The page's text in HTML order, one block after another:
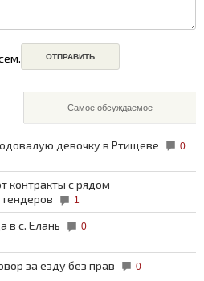
Самое обсуждаемое
девочку в Ртищеве 0
контракты с рядом
1
в с. Елань 0
за езду без прав 0